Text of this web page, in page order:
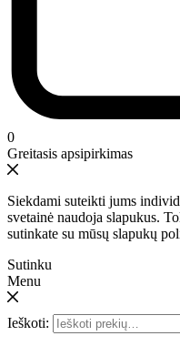
0
Greitasis apsipirkimas
Siekdami suteikti jums
svetainė naudoja slapukus.
sutinkate su mūsų slapukų
Sutinku
Menu
Ieškoti: